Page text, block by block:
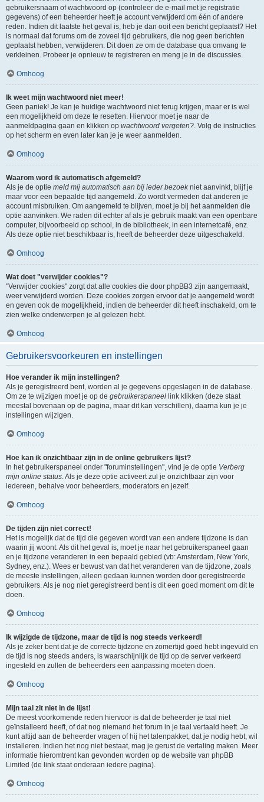
gebruikersnaam of wachtwoord op (controleer de e-mail met je registratie
gegevens) of een beheerder heeft je account verwijderd om één of andere
reden. Indien dit laatste het geval is, heb je dan ooit een bericht geplaatst? Het
is normaal dat forums om de zoveel tijd gebruikers, die nog geen berichten
geplaatst hebben, verwijderen. Dit doen ze om de database qua omvang te
verkleinen. Probeer je opnieuw te registreren en meng je in de discussies.
Omhoog
Ik weet mijn wachtwoord niet meer!
Geen paniek! Je kan je huidige wachtwoord niet terug krijgen, maar er is wel
een mogelijkheid om deze te resetten. Hiervoor moet je naar de
aanmeldpagina gaan en klikken op wachtwoord vergeten? . Volg de instructies
op het scherm en even later kan je je weer aanmelden.
Omhoog
Waarom word ik automatisch afgemeld?
Als je de optie meld mij automatisch aan bij ieder bezoekniet aanvinkt, blijf je
maar voor een bepaalde tijd aangemeld. Zo wordt vermeden dat anderen je
account misbruiken. Om aangemeld te blijven, moet je bij het aanmelden die
optie aanvinken. We raden dit echter af als je gebruik maakt van een openbare
computer, bijvoorbeeld op school, in de bibliotheek, in een internetcafé, enz.
Als deze optie niet beschikbaar is, heeft de beheerder deze uitgeschakeld.
Omhoog
Wat doet "verwijder cookies"?
"Verwijder cookies" zorgt dat alle cookies die door phpBB3 zijn aangemaakt,
weer verwijderd worden. Deze cookies zorgen ervoor dat je aangemeld wordt
en geven ook de mogelijkheid, indien de beheerder dit heeft inschakeld, om te
zien welke onderwerpen je al gelezen hebt.
Omhoog
Gebruikersvoorkeuren en instellingen
Hoe verander ik mijn instellingen?
Als je geregistreerd bent, worden al je gegevens opgeslagen in de database.
Om ze te wijzigen moet je op de gebruikerspaneel link klikken (deze staat
meestal bovenaan op de pagina, maar dit kan verschillen), daarna kun je je
instellingen wijzigen.
Omhoog
Hoe kan ik onzichtbaar zijn in de online gebruikers lijst?
In het gebruikerspaneel onder "foruminstellingen", vind je de optie Verberg
mijn online status . Als je deze optie activeert zul je onzichtbaar zijn voor
iedereen, behalve voor beheerders, moderators en jezelf.
Omhoog
De tijden zijn niet correct!
Het is mogelijk dat de tijd die gegeven wordt van een andere tijdzone is dan
waarin jij woont. Als dit het geval is, moet je naar het gebruikerspaneel gaan
en je tijdzone veranderen in een bepaald gebied (vb: Amsterdam, New York,
Sydney, enz.). Wees er bewust van dat het veranderen van de tijdzone, zoals
de meeste instellingen, alleen gedaan kunnen worden door geregistreerde
gebruikers. Als je nog niet geregistreerd bent is dit een goed moment om dit te
doen.
Omhoog
Ik wijzigde de tijdzone, maar de tijd is nog steeds verkeerd!
Als je zeker bent dat je de correcte tijdzone en zomertijd goed hebt ingevuld en
de tijd is nog steeds anders, is waarschijnlijk de tijd op de server verkeerd
ingesteld en zullen de beheerders een aanpassing moeten doen.
Omhoog
Mijn taal zit niet in de lijst!
De meest voorkomende reden hiervoor is dat de beheerder je taal niet
geïnstalleerd heeft, of dat nog niemand het forum in je taal vertaald heeft. Je
kunt altijd aan de beheerder vragen of hij het talenpakket, dat je nodig hebt, wil
installeren. Indien het nog niet bestaat, mag je gerust de vertaling maken. Meer
informatie hieromtrent kan gevonden worden op de website van phpBB
Limited (de link staat onderaan iedere pagina).
Omhoog